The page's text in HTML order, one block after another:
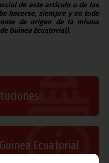
de este artículo o de las
hacerse, siempre y en todo
de origen de la misma
Guinea Ecuatorial).
Ecuatorial